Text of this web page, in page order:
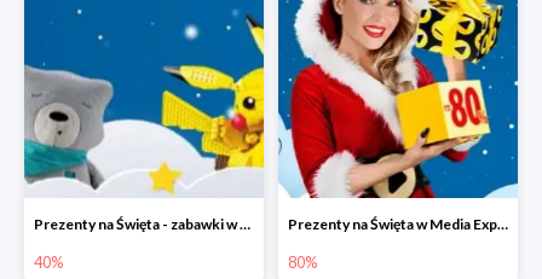
Prezenty na Święta - zabawki w Media Expert do -40%
40%
Prezenty na Święta w Media Expert do -80%
80%